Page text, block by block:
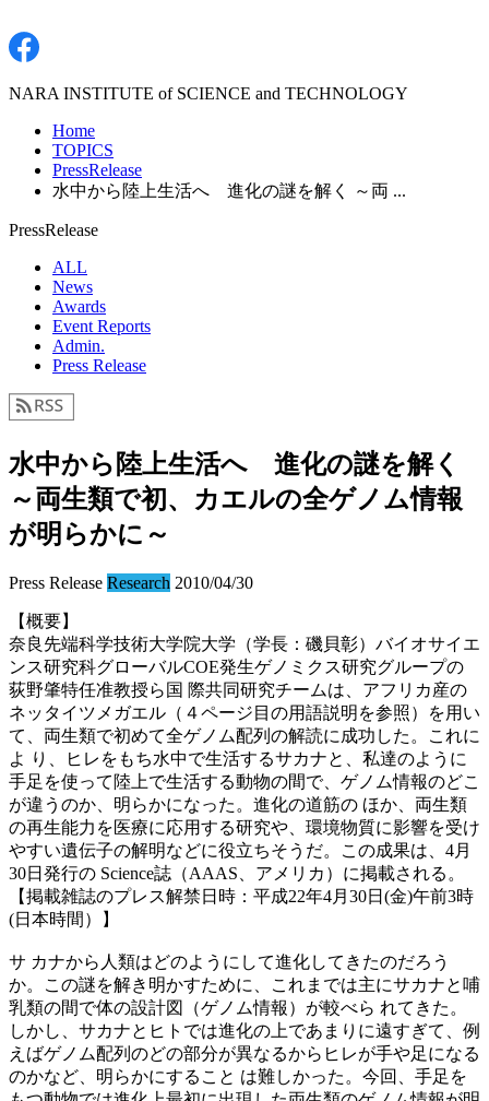
NARA INSTITUTE of SCIENCE and TECHNOLOGY
Home
TOPICS
PressRelease
水中から陸上生活へ 進化の謎を解く ～両 ...
PressRelease
ALL
News
Awards
Event Reports
Admin.
Press Release
水中から陸上生活へ 進化の謎を解く
～両生類で初、カエルの全ゲノム情報
が明らかに～
Press Release Research 2010/04/30
【概要】
奈良先端科学技術大学院大学（学長：磯貝彰）バイオサイエ
ンス研究科グローバルCOE発生ゲノミクス研究グループの
荻野肇特任准教授ら国 際共同研究チームは、アフリカ産の
ネッタイツメガエル（４ページ目の用語説明を参照）を用い
て、両生類で初めて全ゲノム配列の解読に成功した。これに
よ り、ヒレをもち水中で生活するサカナと、私達のように
手足を使って陸上で生活する動物の間で、ゲノム情報のどこ
が違うのか、明らかになった。進化の道筋の ほか、両生類
の再生能力を医療に応用する研究や、環境物質に影響を受け
やすい遺伝子の解明などに役立ちそうだ。この成果は、4月
30日発行の Science誌（AAAS、アメリカ）に掲載される。
【掲載雑誌のプレス解禁日時：平成22年4月30日(金)午前3時
(日本時間）】
サ カナから人類はどのようにして進化してきたのだろう
か。この謎を解き明かすために、これまでは主にサカナと哺
乳類の間で体の設計図（ゲノム情報）が較べら れてきた。
しかし、サカナとヒトでは進化の上であまりに遠すぎて、例
えばゲノム配列のどの部分が異なるからヒレが手や足になる
のかなど、明らかにすること は難しかった。今回、手足を